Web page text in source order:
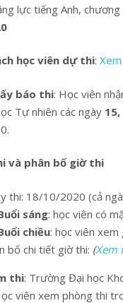
lực tiếng Anh,
học viên dự thi:
báo thi: Học viên
Tự nhiên các ngày
và phân bố giờ thi
thi: 18/10/2020 (cả
sáng: học viên có
chiều: học viên
bố chi tiết giờ thi: (Xem
thi: Trường Đại học
viên xem phòng thi